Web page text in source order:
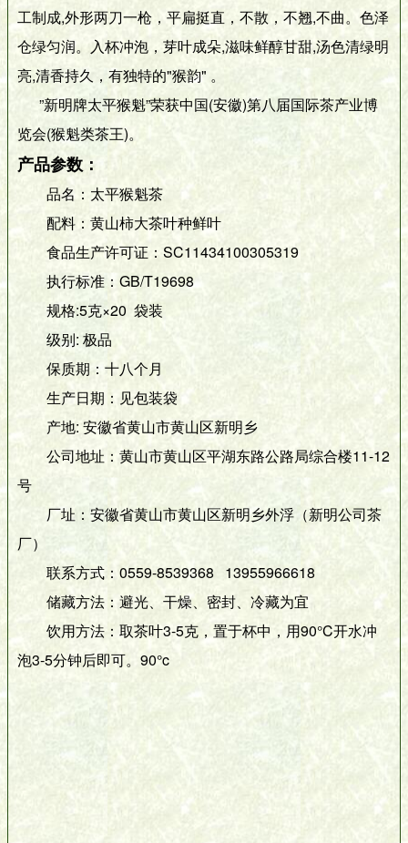
工制成,外形两刀一枪，平扁挺直，不散，不翘,不曲。色泽
仓绿匀润。入杯冲泡，芽叶成朵,滋味鲜醇甘甜,汤色清绿明
亮,清香持久，有独特的"猴韵" 。
”新明牌太平猴魁”荣获中国(安徽)第八届国际茶产业博
览会(猴魁类茶王)。
产品参数：
品名：太平猴魁茶
配料：黄山柿大茶叶种鲜叶
食品生产许可证：SC11434100305319
执行标准：GB/T19698
规格:5克×20 袋装
级别: 极品
保质期：十八个月
生产日期：见包装袋
产地: 安徽省黄山市黄山区新明乡
公司地址：黄山市黄山区平湖东路公路局综合楼11-12
号
厂址：安徽省黄山市黄山区新明乡外浮（新明公司茶
厂）
联系方式：0559-8539368 13955966618
储藏方法：避光、干燥、密封、冷藏为宜
饮用方法：取茶叶3-5克，置于杯中，用90°C开水冲
泡3-5分钟后即可。90°c